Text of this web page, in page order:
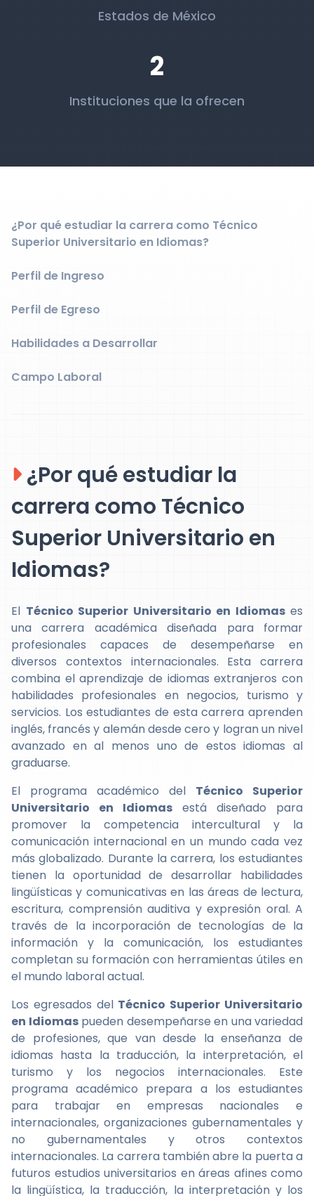
Estados de México
2
Instituciones que la ofrecen
¿Por qué estudiar la carrera como Técnico
Superior Universitario en Idiomas?
Perfil de Ingreso
Perfil de Egreso
Habilidades a Desarrollar
Campo Laboral
¿Por qué estudiar la
carrera como Técnico
Superior Universitario en
Idiomas?
El Técnico Superior Universitario en Idiomases
una carrera académica diseñada para formar
profesionales capaces de desempeñarse en
diversos contextos internacionales. Esta carrera
combina el aprendizaje de idiomas extranjeros con
habilidades profesionales en negocios, turismo y
servicios. Los estudiantes de esta carrera aprenden
inglés, francés y alemán desde cero y logran un nivel
avanzado en al menos uno de estos idiomas al
graduarse.
El programa académico del Técnico Superior
Universitario en Idiomas está diseñado para
promover la competencia intercultural y la
comunicación internacional en un mundo cada vez
más globalizado. Durante la carrera, los estudiantes
tienen la oportunidad de desarrollar habilidades
lingüísticas y comunicativas en las áreas de lectura,
escritura, comprensión auditiva y expresión oral. A
través de la incorporación de tecnologías de la
información y la comunicación, los estudiantes
completan su formación con herramientas útiles en
el mundo laboral actual.
Los egresados del Técnico Superior Universitario
en Idiomaspueden desempeñarse en una variedad
de profesiones, que van desde la enseñanza de
idiomas hasta la traducción, la interpretación, el
turismo y los negocios internacionales. Este
programa académico prepara a los estudiantes
para trabajar en empresas nacionales e
internacionales, organizaciones gubernamentales y
no gubernamentales y otros contextos
internacionales. La carrera también abre la puerta a
futuros estudios universitarios en áreas afines como
la lingüística, la traducción, la interpretación y los